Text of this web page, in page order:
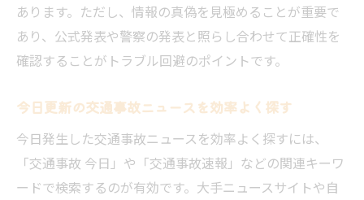
あります。ただし、情報の真偽を見極めることが重要で
あり、公式発表や警察の発表と照らし合わせて正確性を
確認することがトラブル回避のポイントです。
今日更新の交通事故ニュースを効率よく探す
今日発生した交通事故ニュースを効率よく探すには、
「交通事故 今日」や「交通事故速報」などの関連キーワ
ードで検索するのが有効です。大手ニュースサイトや自